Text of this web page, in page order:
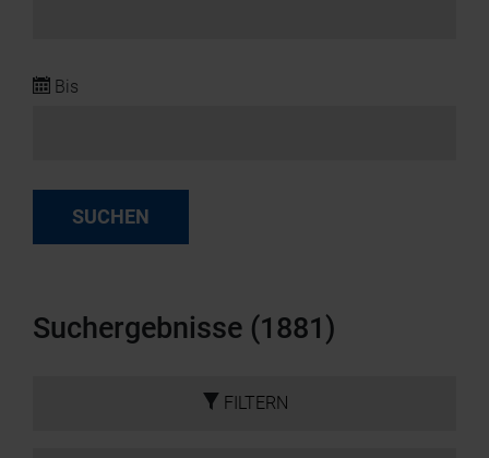
Bis
SUCHEN
Suchergebnisse (1881)
FILTERN